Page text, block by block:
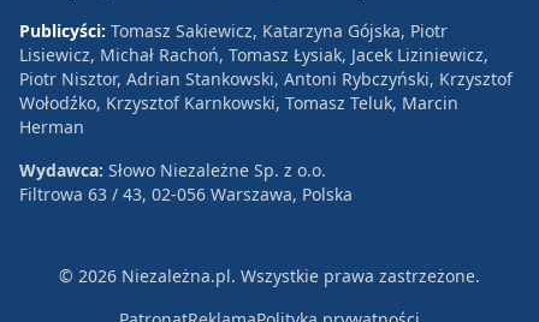
Publicyści: Tomasz Sakiewicz, Katarzyna Gójska, Piotr
Lisiewicz, Michał Rachoń, Tomasz Łysiak, Jacek Liziniewicz,
Piotr Nisztor, Adrian Stankowski, Antoni Rybczyński, Krzysztof
Wołodźko, Krzysztof Karnkowski, Tomasz Teluk, Marcin
Herman
Wydawca: Słowo Niezależne Sp. z o.o.
Filtrowa 63 / 43, 02-056 Warszawa, Polska
© 2026 Niezależna.pl. Wszystkie prawa zastrzeżone.